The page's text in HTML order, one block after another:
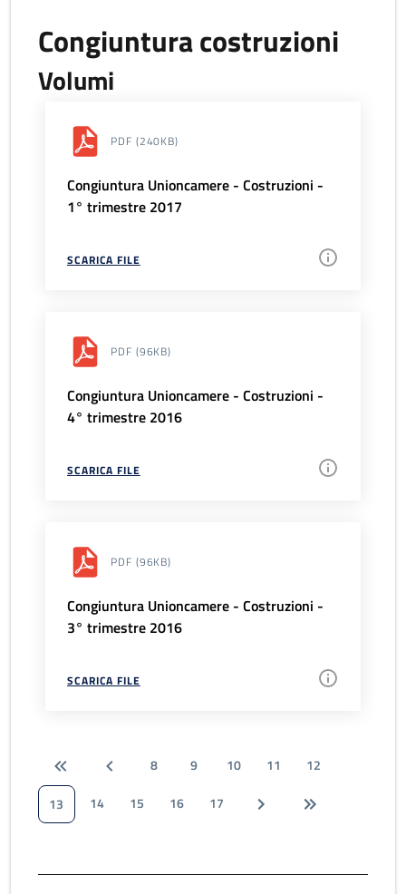
Congiuntura costruzioni
Volumi
PDF (240KB)
Congiuntura Unioncamere - Costruzioni -
1° trimestre 2017
SCARICA FILE
PDF (96KB)
Congiuntura Unioncamere - Costruzioni -
4° trimestre 2016
SCARICA FILE
PDF (96KB)
Congiuntura Unioncamere - Costruzioni -
3° trimestre 2016
SCARICA FILE
8 9 10 11
12
13
14 15 16 17